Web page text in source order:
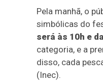
Pela manhã, o
simbólicas do
será às 10h e
categoria, e a
disso, cada
(Inec).